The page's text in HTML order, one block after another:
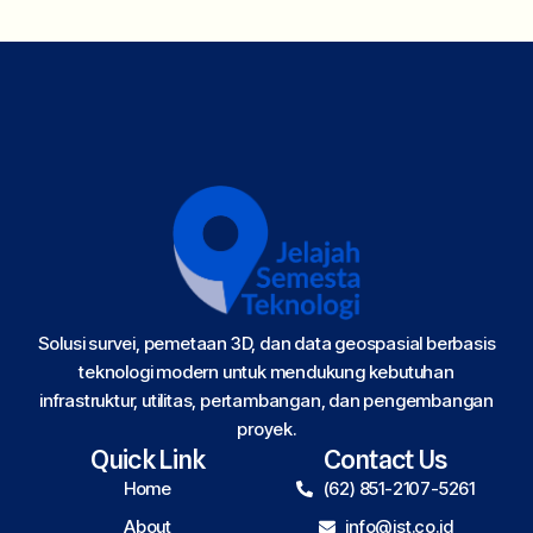
Solusi survei, pemetaan 3D, dan data geospasial berbasis
teknologi modern untuk mendukung kebutuhan
infrastruktur, utilitas, pertambangan, dan pengembangan
proyek.
Quick Link
Home
About
Contact Us
(62) 851-2107-5261
info@jst.co.id